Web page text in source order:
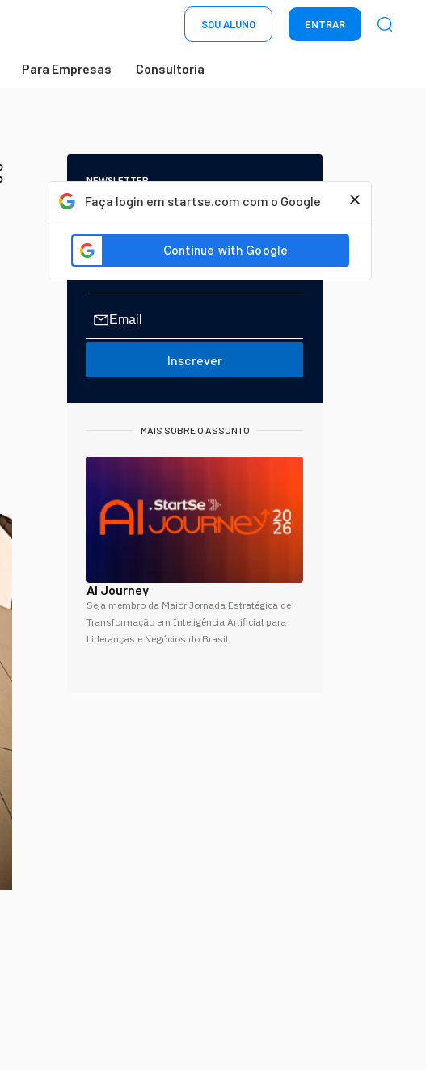
SOU ALUNO ENTRAR
Para Empresas Consultoria
Faça login em startse.com com o Google
NEWSLETTER
Start Seu dia:
A Newsletter do AGORA!
Inscrever
MAIS SOBRE O ASSUNTO
AI Journey
Seja membro da Maior Jornada Estratégica de
Transformação em Inteligência Artificial para
Lideranças e Negócios do Brasil